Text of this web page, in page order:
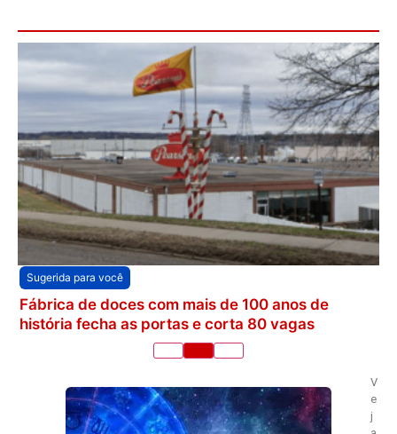
Sugerida para você
Fábrica de doces com mais de 100 anos de
história fecha as portas e corta 80 vagas
V
e
j